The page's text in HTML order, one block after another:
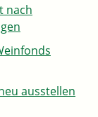
nach
ausstellen